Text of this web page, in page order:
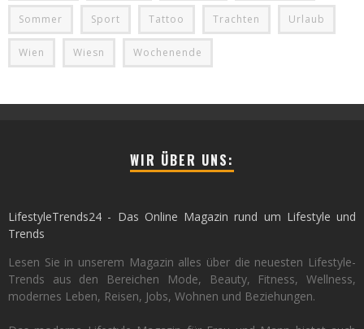
Sommer Sport Tattoo Trachten Urlaub
Wien Wiesn Wochenende
WIR ÜBER UNS:
LifestyleTrends24 - Das Online Magazin rund um Lifestyle und
Trends
Lesen Sie in unserem Magazin alles über die neuesten Lifestyle-
Trends aus den Bereichen Mode, Beauty, Fitness, Wellness,
modernes Leben, Reisen, Jobs, Wohnen und Beziehungen.